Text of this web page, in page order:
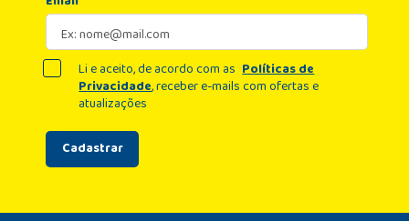
Cadastrar
Li e aceito, de acordo com as Políticas de
Privacidade, receber e-mails com ofertas e
atualizações